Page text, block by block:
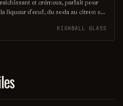
et crémeux, parfait pour
liqueur d'œuf, du soda au citron et
d'une cerise ou d'un zeste de
et chaleureuse.
HIGHBALL GLASS